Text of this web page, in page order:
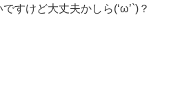
すけど大丈夫かしら(‘ω’`)？